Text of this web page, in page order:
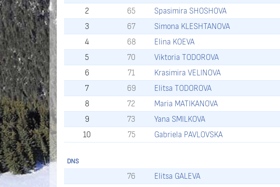
2 65 Spasimira SHOSHOVA
3 67 Simona KLESHTANOVA
4 68 Elina KOEVA
5 70 Viktoria TODOROVA
6 71 Krasimira VELINOVA
7 69 Elitsa TODOROVA
8 72 Maria MATIKANOVA
9 73 Yana SMILKOVA
10 75 Gabriela PAVLOVSKA
DNS
76 Elitsa GALEVA